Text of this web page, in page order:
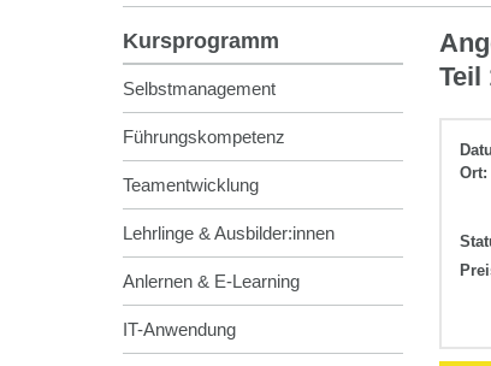
Kursprogramm
Selbstmanagement
Führungskompetenz
Teamentwicklung
Lehrlinge & Ausbilder:innen
Anlernen & E-Learning
IT-Anwendung
Teil
Ort: